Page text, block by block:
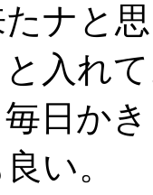
ナと
入れ
日か
い。